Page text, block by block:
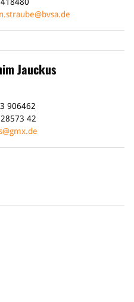
Jauckus
906462
42